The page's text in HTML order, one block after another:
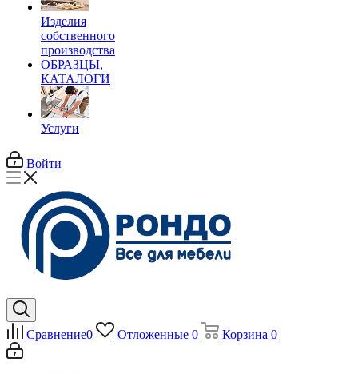
Изделия
собственного
производства
ОБРАЗЦЫ,
КАТАЛОГИ
Услуги
Войти
Сравнение0 Отложенные 0 Корзина 0